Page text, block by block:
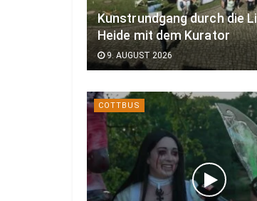
Kunstrundgang durch die
Heide mit dem Kurator
9. AUGUST 2026
COTTBUS